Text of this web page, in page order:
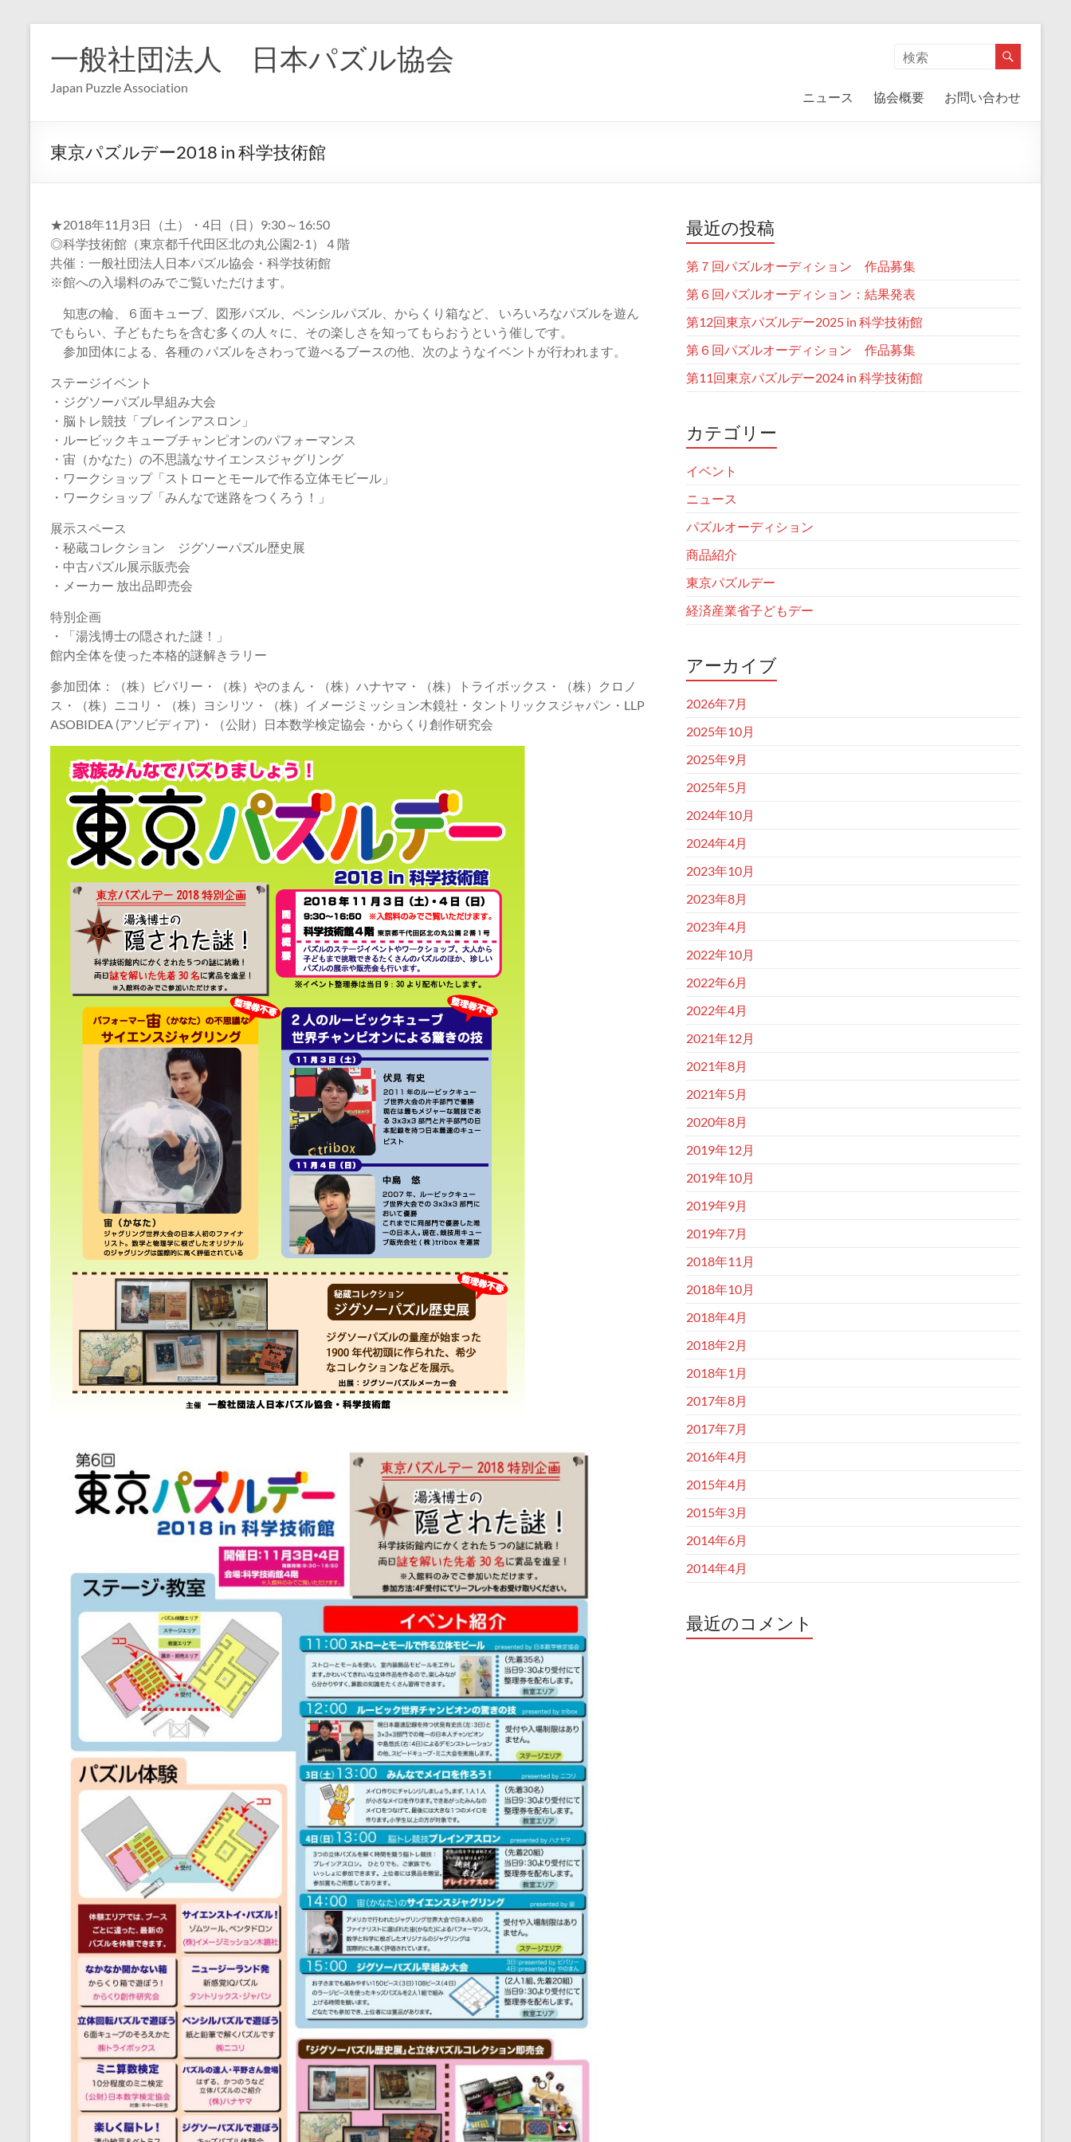
一般社団法人 日本パズル協会
Japan Puzzle Association
ニュース 協会概要 お問い合わせ
東京パズルデー2018 in 科学技術館
★2018年11月3日（土）・4日（日）9:30～16:50
◎科学技術館（東京都千代田区北の丸公園2-1）４階
共催：一般社団法人日本パズル協会・科学技術館
※館への入場料のみでご覧いただけます。
知恵の輪、６面キューブ、図形パズル、ペンシルパズル、からくり箱など、 いろいろなパズルを遊ん
でもらい、子どもたちを含む多くの人々に、その楽しさを知ってもらおうという催しです。
参加団体による、各種の パズルをさわって遊べるブースの他、次のようなイベントが行われます。
ステージイベント
・ジグソーパズル早組み大会
・脳トレ競技「ブレインアスロン」
・ルービックキューブチャンピオンのパフォーマンス
・宙（かなた）の不思議なサイエンスジャグリング
・ワークショップ「ストローとモールで作る立体モビール」
・ワークショップ「みんなで迷路をつくろう！」
展示スペース
・秘蔵コレクション ジグソーパズル歴史展
・中古パズル展示販売会
・メーカー 放出品即売会
特別企画
・「湯浅博士の隠された謎！」
館内全体を使った本格的謎解きラリー
参加団体：（株）ビバリー・（株）やのまん・（株）ハナヤマ・（株）トライボックス・（株）クロノ
ス・（株）ニコリ・（株）ヨシリツ・（株）イメージミッション木鏡社・タントリックスジャパン・LLP
ASOBIDEA (アソビディア)・（公財）日本数学検定協会・からくり創作研究会
最近の投稿
第７回パズルオーディション 作品募集
第６回パズルオーディション：結果発表
第12回東京パズルデー2025 in 科学技術館
第６回パズルオーディション 作品募集
第11回東京パズルデー2024 in 科学技術館
カテゴリー
イベント
ニュース
パズルオーディション
商品紹介
東京パズルデー
経済産業省子どもデー
アーカイブ
2026年7月
2025年10月
2025年9月
2025年5月
2024年10月
2024年4月
2023年10月
2023年8月
2023年4月
2022年10月
2022年6月
2022年4月
2021年12月
2021年8月
2021年5月
2020年8月
2019年12月
2019年10月
2019年9月
2019年7月
2018年11月
2018年10月
2018年4月
2018年2月
2018年1月
2017年8月
2017年7月
2016年4月
2015年4月
2015年3月
2014年6月
2014年4月
最近のコメント